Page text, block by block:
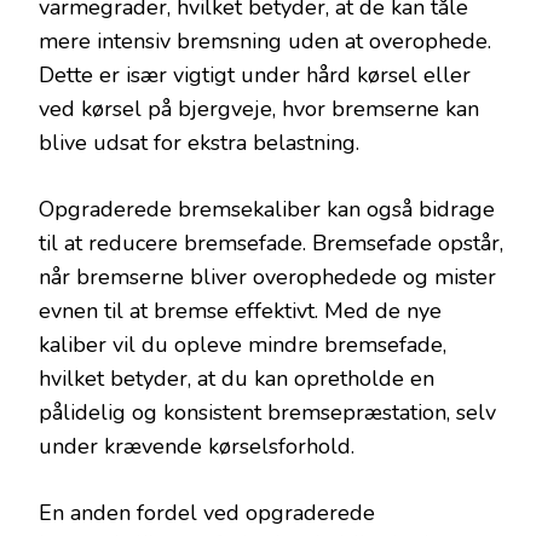
varmegrader, hvilket betyder, at de kan tåle
mere intensiv bremsning uden at overophede.
Dette er især vigtigt under hård kørsel eller
ved kørsel på bjergveje, hvor bremserne kan
blive udsat for ekstra belastning.
Opgraderede bremsekaliber kan også bidrage
til at reducere bremsefade. Bremsefade opstår,
når bremserne bliver overophedede og mister
evnen til at bremse effektivt. Med de nye
kaliber vil du opleve mindre bremsefade,
hvilket betyder, at du kan opretholde en
pålidelig og konsistent bremsepræstation, selv
under krævende kørselsforhold.
En anden fordel ved opgraderede